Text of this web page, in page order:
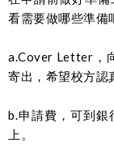
看需要做哪些準備
a.Cover Letter，
寄出，希望校方認
b.申請費，可到銀
上。